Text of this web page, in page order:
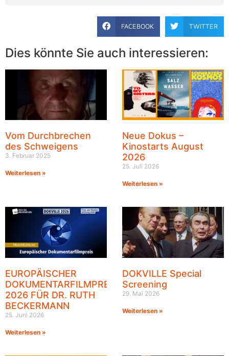
FACEBOOK TWITTER
Dies könnte Sie auch interessieren:
Vom Durchbrechen
des Schweigens
3. Februar 2025
Weiterlesen »
Neue Dokus –
Kinostarts August
2026
25. Juli 2026
Weiterlesen »
EUROPÄISCHER
DOKUMENTARFILMPREIS
2026 FÜR DR. RUTH
BECKERMANN
25. Juni 2026
Weiterlesen »
DOKVILLE Special
Screening
29. Mai 2026
Weiterlesen »